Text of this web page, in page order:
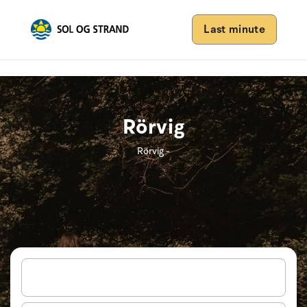
Last minute
Rörvig
Rörvig -